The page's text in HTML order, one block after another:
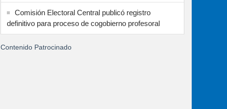
Comisión Electoral Central publicó registro
definitivo para proceso de cogobierno profesoral
Contenido Patrocinado